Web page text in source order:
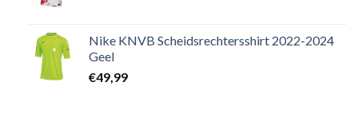
Nike KNVB Scheidsrechtersshirt 2022-2024
Geel
€49,99